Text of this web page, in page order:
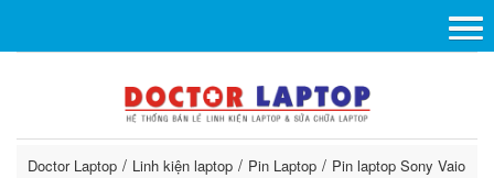
Doctor Laptop Linh kiện laptop Pin Laptop Pin laptop Sony Vaio